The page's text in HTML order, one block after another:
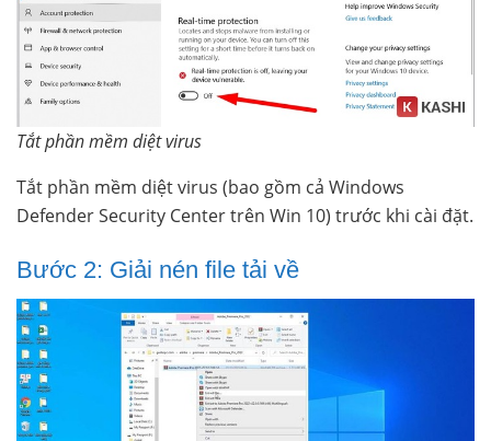
Tắt phần mềm diệt virus
Tắt phần mềm diệt virus (bao gồm cả Windows
Defender Security Center trên Win 10) trước khi cài đặt.
Bước 2: Giải nén file tải về